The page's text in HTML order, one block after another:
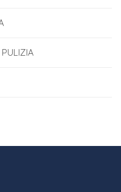
PULIZIA